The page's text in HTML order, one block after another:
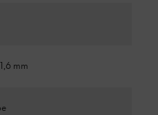
mm